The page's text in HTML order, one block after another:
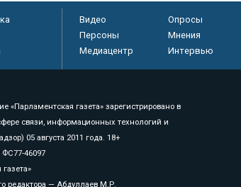
Видео Опросы
Персоны
Мнения
Медиацентр
Интервью
«Парламентская газета» зарегистрировано в
связи, информационных технологий и
05 августа 2011 года. 18+
46097
редактора — Абдуллаев М.Р.